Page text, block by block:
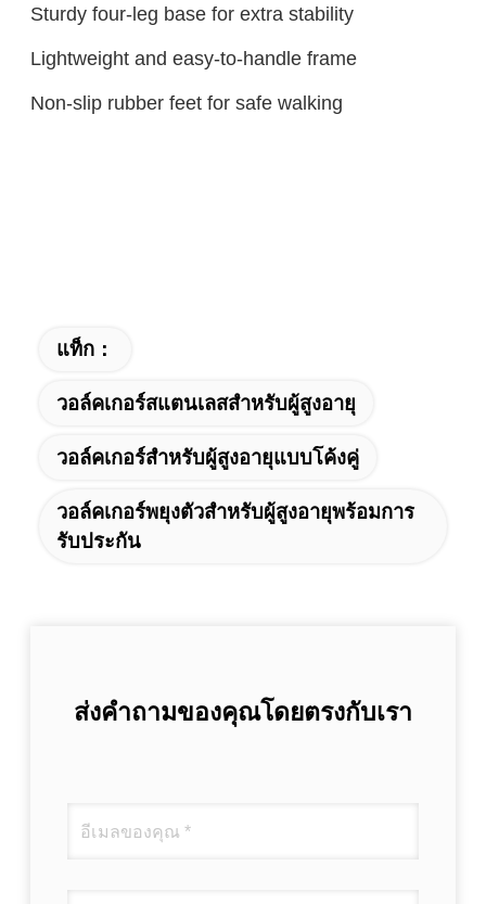
Sturdy four-leg base for extra stability
Lightweight and easy-to-handle frame
Non-slip rubber feet for safe walking
แท็ก：
วอล์คเกอร์สแตนเลสสำหรับผู้สูงอายุ
วอล์คเกอร์สำหรับผู้สูงอายุแบบโค้งคู่
วอล์คเกอร์พยุงตัวสำหรับผู้สูงอายุพร้อมการ
รับประกัน
ส่งคำถามของคุณโดยตรงกับเรา